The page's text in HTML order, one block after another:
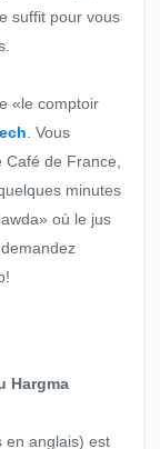
suffit pour vous
«le comptoir
. Vous
de France,
minutes
où le jus
Hargma
en anglais) est